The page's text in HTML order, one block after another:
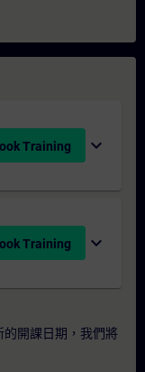
Training expand_more
Training expand_more
開課日期，我們將